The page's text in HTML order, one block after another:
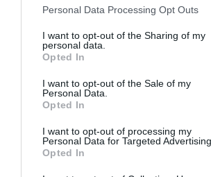
Please note that this website/app uses one
not limited to your visit or usage behaviour.
grant or deny consent to Google and its
use your data for below specified purposes
consent section.
Personal Data Processing Opt Outs
I want to opt-out of the Sharing of my
personal data.
Opted In
I want to opt-out of the Sale of my
Personal Data.
Opted In
I want to opt-out of processing my
Personal Data for Targeted Advertising.
Opted In
A választás nem került még
áprilisában várható a szavazás),
által említett képviselő-jelölt
létezik, a DK belső választása
ad mentelmi jogot. Ez így
de a helyi választópolgárok
indexkép: Balla Péter facebook